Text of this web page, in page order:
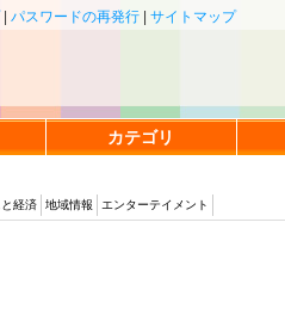
| パスワードの再発行 サイトマップ
カテゴリ
経済 地域情報 エンターテイメント